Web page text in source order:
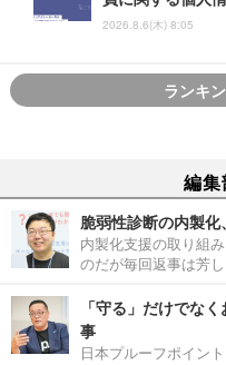
2026.8.6(木) 8:05
ランキ
編集
脆弱性診断の内製
内製化支援の取り組
のだが毎回返事は芳
「守る」だけでな
事
日本プルーフポイン